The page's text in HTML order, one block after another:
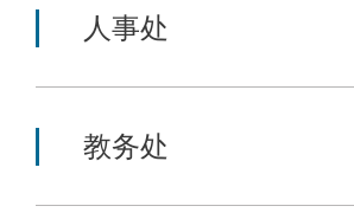
人事处
教务处